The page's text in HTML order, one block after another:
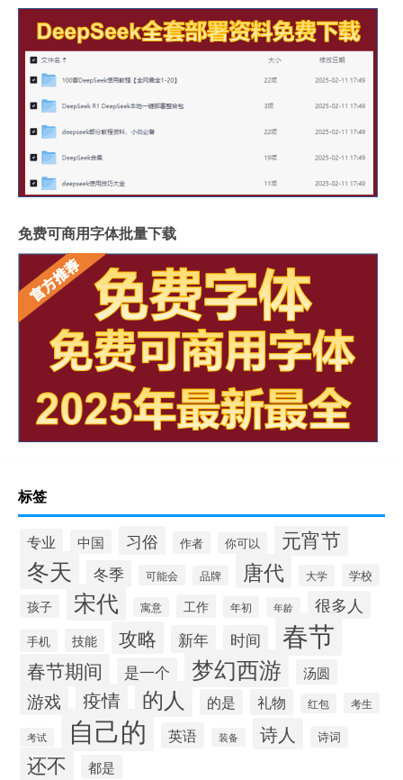
免费可商用字体批量下载
标签
专业 中国 习俗 作者 你可以 元宵节
冬天 冬季 可能会 品牌 唐代 大学 学校
孩子 宋代 寓意 工作 年初 年龄 很多人
手机 技能 攻略 新年 时间 春节
春节期间 是一个 梦幻西游 汤圆
游戏 疫情 的人 的是 礼物 红包 考生
考试 自己的 英语 装备 诗人 诗词
还不 都是